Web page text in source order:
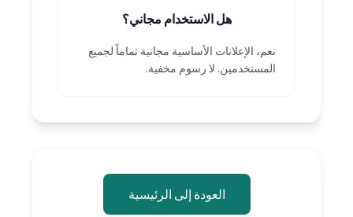
هل الاستخدام مجاني؟
نعم، الإعلانات الأساسية مجانية تماماً لجميع
المستخدمين. لا رسوم مخفية.
العودة إلى الرئيسية